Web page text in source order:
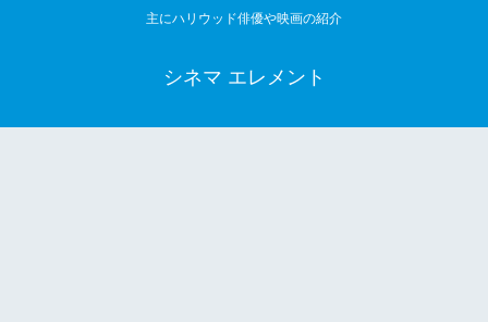
主にハリウッド俳優や映画の紹介
シネマ エレメント